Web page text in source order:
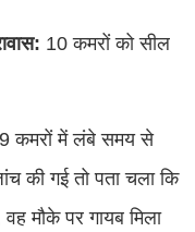
10 कमरों को सील
कमरों में लंबे समय से
की गई तो पता चला कि
मौके पर गायब मिला